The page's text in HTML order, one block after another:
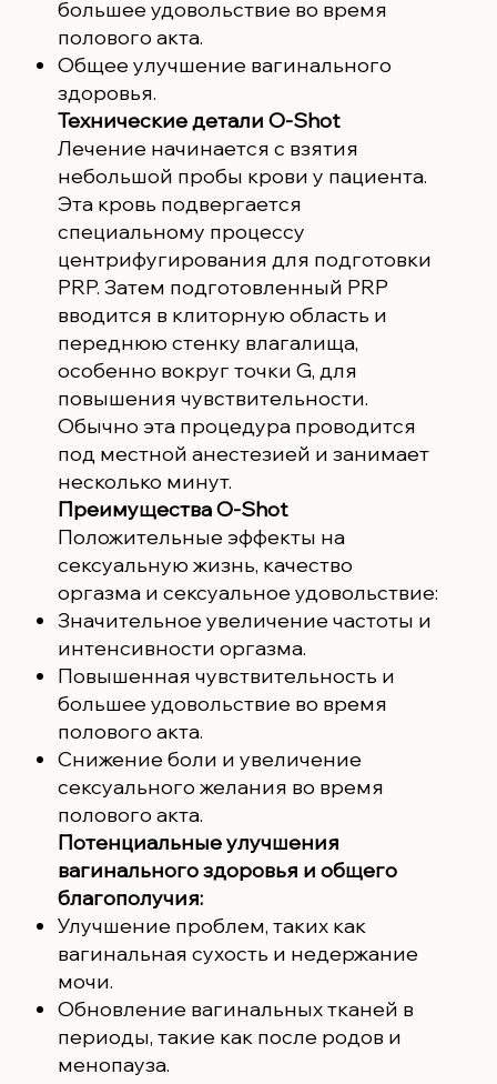
большее удовольствие во время
полового акта.
Общее улучшение вагинального
здоровья.
Технические детали O-Shot
Лечение начинается с взятия
небольшой пробы крови у пациента.
Эта кровь подвергается
специальному процессу
центрифугирования для подготовки
PRP. Затем подготовленный PRP
вводится в клиторную область и
переднюю стенку влагалища,
особенно вокруг точки G, для
повышения чувствительности.
Обычно эта процедура проводится
под местной анестезией и занимает
несколько минут.
Преимущества O-Shot
Положительные эффекты на
сексуальную жизнь, качество
оргазма и сексуальное удовольствие:
Значительное увеличение частоты и
интенсивности оргазма.
Повышенная чувствительность и
большее удовольствие во время
полового акта.
Снижение боли и увеличение
сексуального желания во время
полового акта.
Потенциальные улучшения
вагинального здоровья и общего
благополучия:
Улучшение проблем, таких как
вагинальная сухость и недержание
мочи.
Обновление вагинальных тканей в
периоды, такие как после родов и
менопауза.